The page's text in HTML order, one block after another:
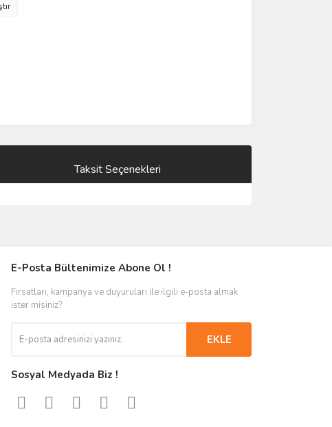
Taksit Seçenekleri
E-Posta Bültenimize Abone Ol !
Fırsatları, kampanya ve duyuruları ile ilgili e-posta almak
ister misiniz?
EKLE
Sosyal Medyada Biz !